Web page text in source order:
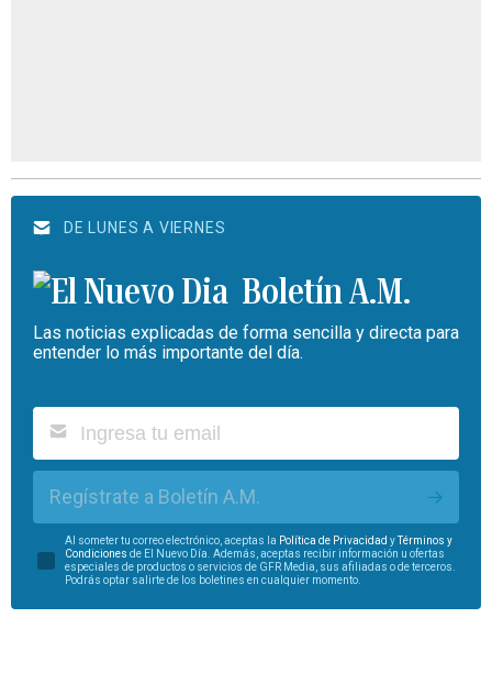
DE LUNES A VIERNES
Boletín A.M.
Las noticias explicadas de forma sencilla y directa para
entender lo más importante del día.
Regístrate a Boletín A.M.
Al someter tu correo electrónico, aceptas la Política de Privacidad yTérminos y
Condiciones de El Nuevo Día. Además, aceptas recibir información u ofertas
especiales de productos o servicios de GFR Media, sus afiliadas o de terceros.
Podrás optar salirte de los boletines en cualquier momento.